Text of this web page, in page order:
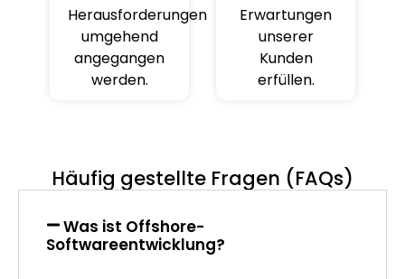
Herausforderungen
umgehend
angegangen
werden.
Erwartungen
unserer
Kunden
erfüllen.
Häufig gestellte Fragen (FAQs)
Was ist Offshore-
Softwareentwicklung?